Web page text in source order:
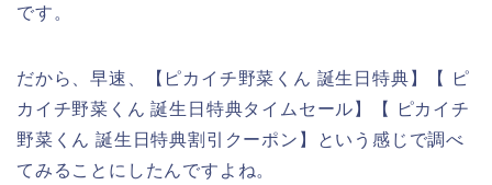
です。
だから、早速、【ピカイチ野菜くん 誕生日特典】【 ピ
カイチ野菜くん 誕生日特典タイムセール】【 ピカイチ
野菜くん 誕生日特典割引クーポン】という感じで調べ
てみることにしたんですよね。